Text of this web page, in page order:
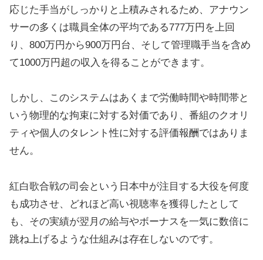
応じた手当がしっかりと上積みされるため、アナウン
サーの多くは職員全体の平均である777万円を上回
り、800万円から900万円台、そして管理職手当を含め
て1000万円超の収入を得ることができます。
しかし、このシステムはあくまで労働時間や時間帯と
いう物理的な拘束に対する対価であり、番組のクオリ
ティや個人のタレント性に対する評価報酬ではありま
せん。
紅白歌合戦の司会という日本中が注目する大役を何度
も成功させ、どれほど高い視聴率を獲得したとして
も、その実績が翌月の給与やボーナスを一気に数倍に
跳ね上げるような仕組みは存在しないのです。